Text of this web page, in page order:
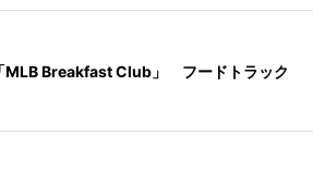
MLB Breakfast Club」 フードトラック